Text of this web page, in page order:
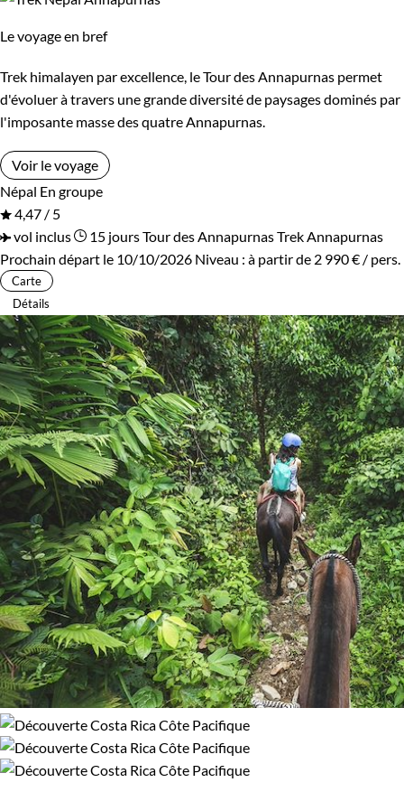
Le voyage en bref
Trek himalayen par excellence, le Tour des Annapurnas permet
d'évoluer à travers une grande diversité de paysages dominés par
l'imposante masse des quatre Annapurnas.
Voir le voyage
Népal En groupe
4,47 / 5
vol inclus
15 joursTour des AnnapurnasTrek Annapurnas
Prochain départ le 10/10/2026 Niveau : à partir de 2 990 € / pers.
Carte
Détails